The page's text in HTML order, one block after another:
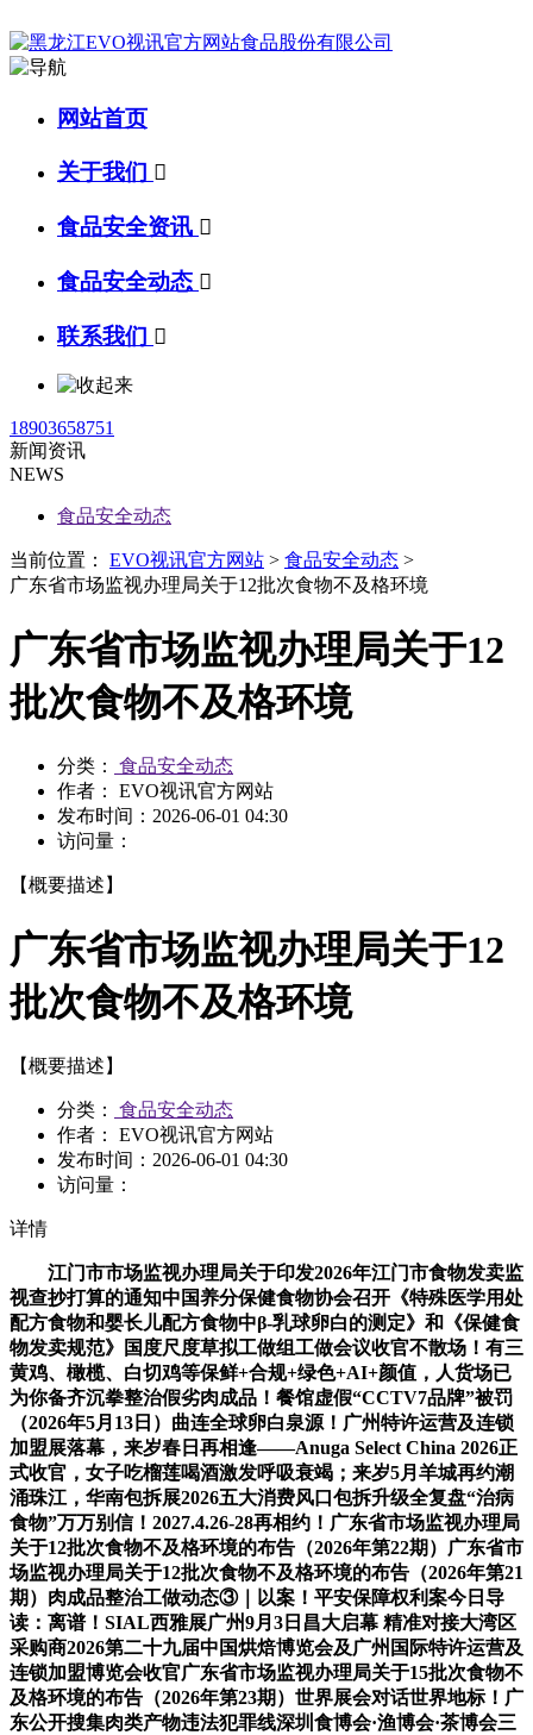
网站首页
关于我们 
食品安全资讯 
食品安全动态 
联系我们 
18903658751
新闻资讯
NEWS
食品安全动态
当前位置： EVO视讯官方网站 > 食品安全动态 >
广东省市场监视办理局关于12批次食物不及格环境
广东省市场监视办理局关于12
批次食物不及格环境
分类：
食品安全动态
作者： EVO视讯官方网站
发布时间： 2026-06-01 04:30
访问量：
【概要描述】
广东省市场监视办理局关于12
批次食物不及格环境
【概要描述】
分类：
食品安全动态
作者： EVO视讯官方网站
发布时间： 2026-06-01 04:30
访问量：
详情
江门市市场监视办理局关于印发2026年江门市食物发卖监
视查抄打算的通知中国养分保健食物协会召开《特殊医学用处
配方食物和婴长儿配方食物中β-乳球卵白的测定》和《保健食
物发卖规范》国度尺度草拟工做组工做会议收官不散场！有三
黄鸡、橄榄、白切鸡等保鲜+合规+绿色+AI+颜值，人货场已
为你备齐沉拳整治假劣肉成品！餐馆虚假“CCTV7品牌”被罚
（2026年5月13日）曲连全球卵白泉源！广州特许运营及连锁
加盟展落幕，来岁春日再相逢——Anuga Select China 2026正
式收官，女子吃榴莲喝酒激发呼吸衰竭；来岁5月羊城再约潮
涌珠江，华南包拆展2026五大消费风口包拆升级全复盘“治病
食物”万万别信！2027.4.26-28再相约！广东省市场监视办理局
关于12批次食物不及格环境的布告（2026年第22期）广东省市
场监视办理局关于12批次食物不及格环境的布告（2026年第21
期）肉成品整治工做动态③｜以案！平安保障权利案今日导
读：离谱！SIAL西雅展广州9月3日昌大启幕 精准对接大湾区
采购商2026第二十九届中国烘焙博览会及广州国际特许运营及
连锁加盟博览会收官广东省市场监视办理局关于15批次食物不
及格环境的布告（2026年第23期）世界展会对话世界地标！广
东公开搜集肉类产物违法犯罪线深圳食博会·渔博会·茶博会三